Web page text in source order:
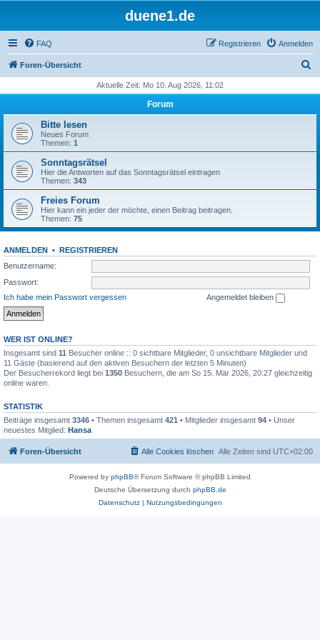
duene1.de
FAQ Anmelden
Registrieren
Foren-Übersicht
h
Aktuelle Zeit: Mo 10. Aug 2026, 11:02
Forum
Bitte lesen
Neues Forum
Themen: 1
Sonntagsrätsel
Hier die Antworten auf das Sonntagsrätsel eintragen
Themen: 343
Freies Forum
Hier kann ein jeder der möchte, einen Beitrag beitragen.
Themen: 75
ANMELDEN • REGISTRIEREN
Benutzername:
Passwort:
Ich habe mein Passwort vergessen
Angemeldet bleiben
WER IST ONLINE?
Insgesamt sind 11 Besucher online :: 0 sichtbare Mitglieder, 0 unsichtbare Mitglieder und
11 Gäste (basierend auf den aktiven Besuchern der letzten 5 Minuten)
Der Besucherrekord liegt bei 1350 Besuchern, die am So 15. Mär 2026, 20:27 gleichzeitig
online waren.
STATISTIK
Beiträge insgesamt 3346 • Themen insgesamt 421 • Mitglieder insgesamt 94 • Unser
neuestes Mitglied: Hansa
Foren-Übersicht Alle Zeiten sind UTC+02:00
Alle Cookies löschen
Powered by phpBB® Forum Software © phpBB Limited
Deutsche Übersetzung durch phpBB.de
Datenschutz| Nutzungsbedingungen